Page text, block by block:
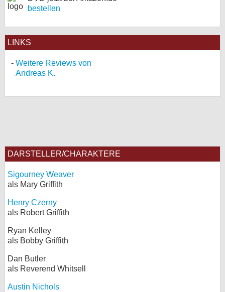
bestellen
LINKS
Weitere Reviews von
Andreas K.
DARSTELLER/CHARAKTERE
Sigourney Weaver
als Mary Griffith
Henry Czerny
als Robert Griffith
Ryan Kelley
als Bobby Griffith
Dan Butler
als Reverend Whitsell
Austin Nichols